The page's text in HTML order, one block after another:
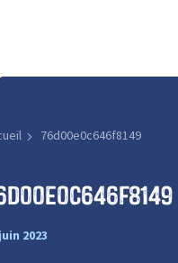
76d00e0c646f8149
2023